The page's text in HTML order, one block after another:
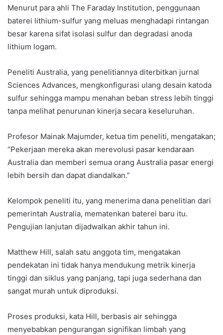
Menurut para ahli The Faraday Institution, penggunaan
baterei lithium-sulfur yang meluas menghadapi rintangan
besar karena sifat isolasi sulfur dan degradasi anoda
lithium logam.
Peneliti Australia, yang penelitiannya diterbitkan jurnal
Sciences Advances, mengkonfigurasi ulang desain katoda
sulfur sehingga mampu menahan beban stress lebih tinggi
tanpa melihat penurunan kinerja secara keseluruhan.
Profesor Mainak Majumder, ketua tim peneliti, mengatakan;
“Pekerjaan mereka akan merevolusi pasar kendaraan
Australia dan memberi semua orang Australia pasar energi
lebih bersih dan dapat diandalkan.”
Kelompok peneliti itu, yang menerima dana penelitian dari
pemerintah Australia, mematenkan baterei baru itu.
Pengujian lanjutan dijadwalkan akhir tahun ini.
Matthew Hill, salah satu anggota tim, mengatakan
pendekatan ini tidak hanya mendukung metrik kinerja
tinggi dan siklus yang panjang, tapi juga sederhana dan
sangat murah untuk diproduksi.
Proses produksi, kata Hill, berbasis air sehingga
menyebabkan pengurangan signifikan limbah yang